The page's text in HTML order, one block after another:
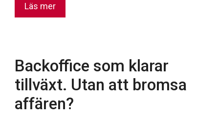
Läs mer
Backoffice som klarar
tillväxt. Utan att bromsa
affären?